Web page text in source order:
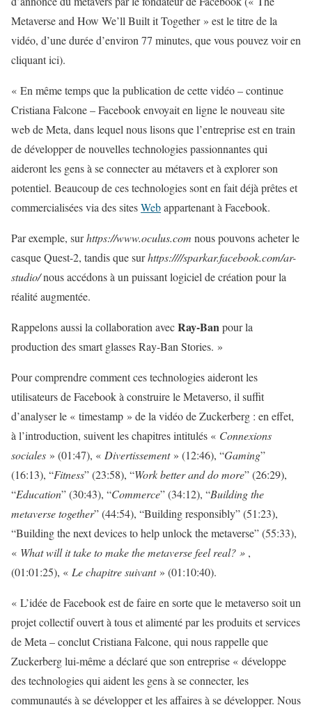
Metaverse and How We’ll Built it Together » est le titre de la
vidéo, d’une durée d’environ 77 minutes, que vous pouvez voir en
cliquant ici).
« En même temps que la publication de cette vidéo – continue
Cristiana Falcone – Facebook envoyait en ligne le nouveau site
web de Meta, dans lequel nous lisons que l’entreprise est en train
de développer de nouvelles technologies passionnantes qui
aideront les gens à se connecter au métavers et à explorer son
potentiel. Beaucoup de ces technologies sont en fait déjà prêtes et
commercialisées via des sitesWebappartenant à Facebook.
Par exemple, surhttps://www.oculus.com nous pouvons acheter le
casque Quest-2, tandis que surhttps:////sparkar.facebook.com/ar-
studio/nous accédons à un puissant logiciel de création pour la
réalité augmentée.
Rappelons aussi la collaboration avecRay-Banpour la
production des smart glasses Ray-Ban Stories. »
Pour comprendre comment ces technologies aideront les
utilisateurs de Facebook à construire le Metaverso, il suffit
d’analyser le « timestamp » de la vidéo de Zuckerberg : en effet,
à l’introduction, suivent les chapitres intitulés « Connexions
sociales » (01:47), « Divertissement» (12:46), “Gaming”
(16:13), “Fitness” (23:58), “Work better and do more” (26:29),
“Education” (30:43), “Commerce” (34:12), “Building the
metaverse together” (44:54), “Building responsibly” (51:23),
“Building the next devices to help unlock the metaverse” (55:33),
« What will it take to make the metaverse feel real? » ,
(01:01:25), « Le chapitre suivant» (01:10:40).
« L’idée de Facebook est de faire en sorte que le metaverso soit un
projet collectif ouvert à tous et alimenté par les produits et services
de Meta – conclut Cristiana Falcone, qui nous rappelle que
Zuckerberg lui-même a déclaré que son entreprise « développe
des technologies qui aident les gens à se connecter, les
communautés à se développer et les affaires à se développer. Nous